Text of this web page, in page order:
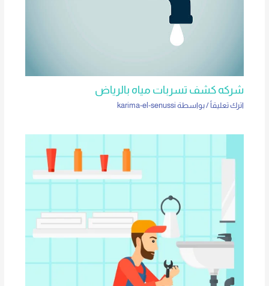
شركه كشف تسربات مياه بالرياض
اترك تعليقاً/ بواسطة karima-el-senussi